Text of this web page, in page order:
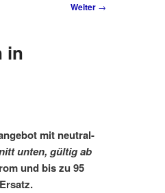
Weiter →
in
mit neutral-
unten, gültig ab
und bis zu 95